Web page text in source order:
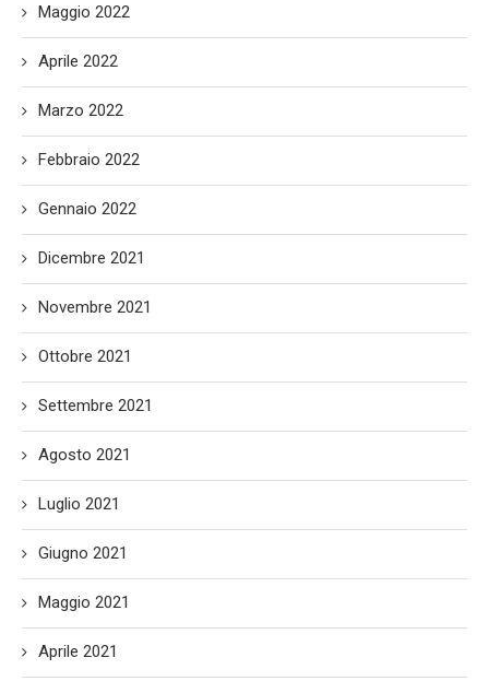
Maggio 2022
Aprile 2022
Marzo 2022
Febbraio 2022
Gennaio 2022
Dicembre 2021
Novembre 2021
Ottobre 2021
Settembre 2021
Agosto 2021
Luglio 2021
Giugno 2021
Maggio 2021
Aprile 2021